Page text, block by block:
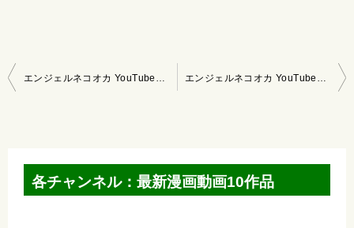
投
各チャンネル：最新漫画動画10作品